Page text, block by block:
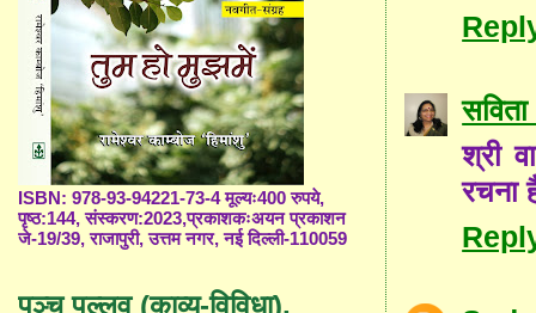
श्री
रचना
ISBN: 978-93-94221-73-4 मूल्यः400 रुपये,
पृष्ठ:144, संस्करण:2023,प्रकाशकःअयन प्रकाशन
जे-19/39, राजापुरी, उत्तम नगर, नई दिल्ली-110059
पञ्च पल्लव (काव्य-विविधा),